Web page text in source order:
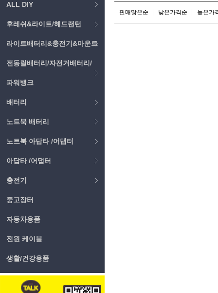
ALL DIY
후레쉬&라이트/헤드랜턴
라이트배터리&충전기&마운트
전동릴배터리/자전거배터리/
파워뱅크
배터리
노트북 배터리
노트북 아답타 /어댑터
아답타 /어댑터
충전기
중고장터
자동차용품
전원 케이블
생활/건강용품
판매많은순 낮은가격순 높은가